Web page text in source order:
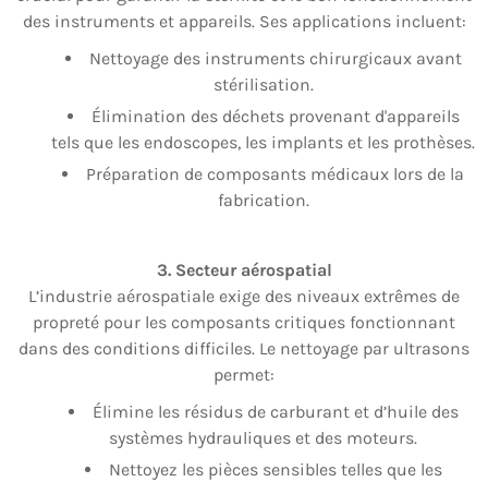
des instruments et appareils. Ses applications incluent:
Nettoyage des instruments chirurgicaux avant
stérilisation.
Élimination des déchets provenant d'appareils
tels que les endoscopes, les implants et les prothèses.
Préparation de composants médicaux lors de la
fabrication.
3. Secteur aérospatial
L’industrie aérospatiale exige des niveaux extrêmes de
propreté pour les composants critiques fonctionnant
dans des conditions difficiles. Le nettoyage par ultrasons
permet:
Élimine les résidus de carburant et d’huile des
systèmes hydrauliques et des moteurs.
Nettoyez les pièces sensibles telles que les